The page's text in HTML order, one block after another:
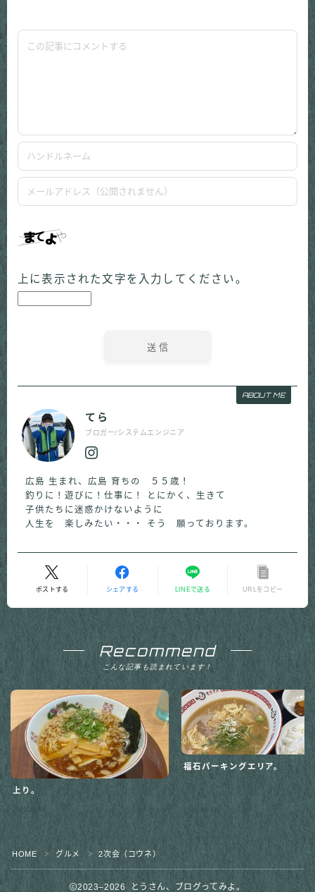
Follow Me
上に表示された文字を入力してください。
ABOUT ME
てら
ブロガー/システムエンジニア
広島 生まれ、広島 育ちの ５５歳！
釣りに！遊びに！仕事に！ とにかく、生きて
子供たちに迷惑かけないように
人生を 楽しみたい・・・ そう 願っております。
ポストする シェアする LINEで送る URLをコピー
Recommend
こんな記事も読まれています！
上り。
2023.11.06 グルメ
福石パーキングエリア。
2025.06.17
HOME ＞ グルメ ＞ 2次会（コウネ）
2023–2026 とうさん、ブログってみよ。